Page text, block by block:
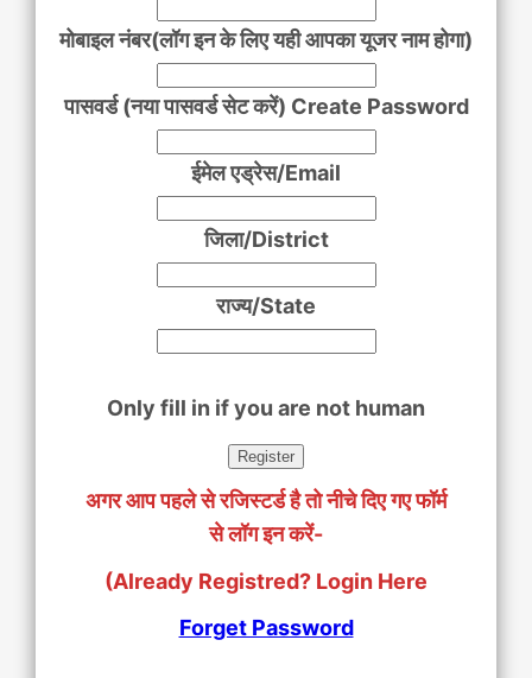
मोबाइल नंबर(लॉग इन के लिए यही आपका यूजर नाम होगा)
पासवर्ड (नया पासवर्ड सेट करें) Create Password
ईमेल एड्रेस/Email
जिला/District
राज्य/State
Only fill in if you are not human
अगर आप पहले से रजिस्टर्ड है तो नीचे दिए गए फॉर्म
से लॉग इन करें-
(Already Registred? Login Here
Forget Password